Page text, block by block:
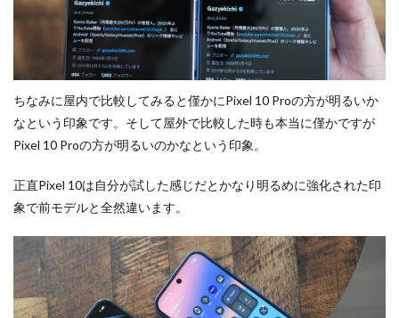
ちなみに屋内で比較してみると僅かにPixel 10 Proの方が明るいか
なという印象です。そして屋外で比較した時も本当に僅かですが
Pixel 10 Proの方が明るいのかなという印象。
正直Pixel 10は自分が試した感じだとかなり明るめに強化された印
象で前モデルと全然違います。